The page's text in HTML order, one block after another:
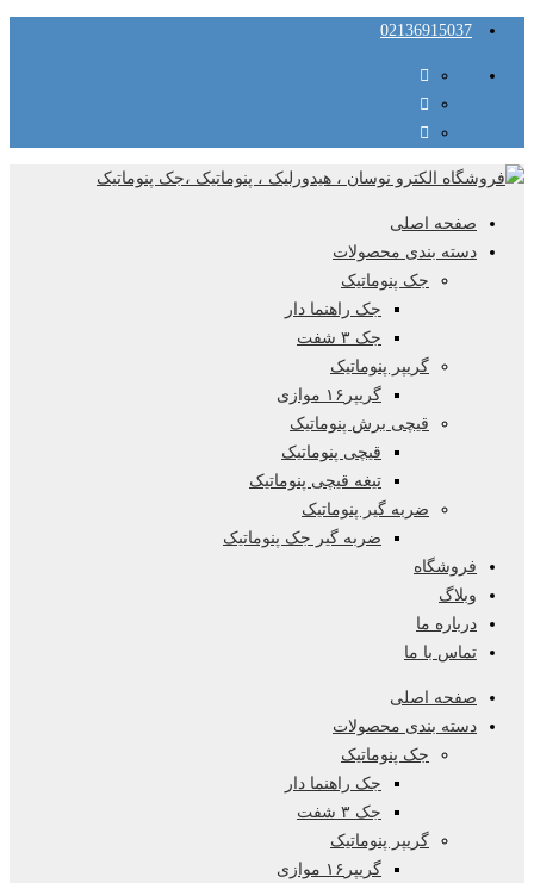
02136915037
صفحه اصلی
دسته بندی محصولات
جک پنوماتیک
جک راهنما دار
جک ۳ شفت
گریپر پنوماتیک
گریپر۱۶ موازی
قیچی برش پنوماتیک
قیچی پنوماتیک
تیغه قیچی پنوماتیک
ضربه گیر پنوماتیک
ضربه گیر جک پنوماتیک
فروشگاه
وبلاگ
درباره ما
تماس با ما
صفحه اصلی
دسته بندی محصولات
جک پنوماتیک
جک راهنما دار
جک ۳ شفت
گریپر پنوماتیک
گریپر۱۶ موازی